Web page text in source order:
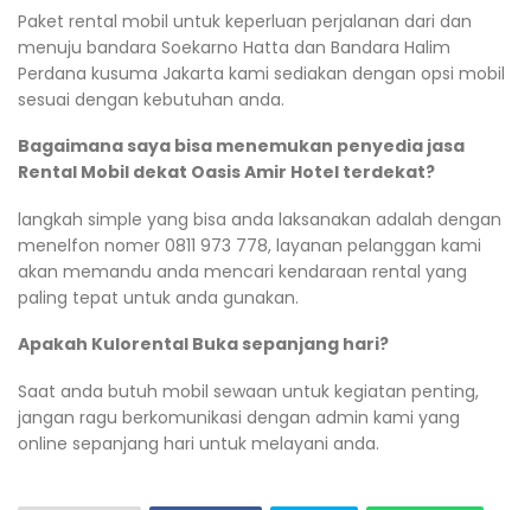
Paket rental mobil untuk keperluan perjalanan dari dan
menuju bandara Soekarno Hatta dan Bandara Halim
Perdana kusuma Jakarta kami sediakan dengan opsi mobil
sesuai dengan kebutuhan anda.
Bagaimana saya bisa menemukan penyedia jasa
Rental Mobil dekat Oasis Amir Hotel terdekat?
langkah simple yang bisa anda laksanakan adalah dengan
menelfon nomer 0811 973 778, layanan pelanggan kami
akan memandu anda mencari kendaraan rental yang
paling tepat untuk anda gunakan.
Apakah Kulorental Buka sepanjang hari?
Saat anda butuh mobil sewaan untuk kegiatan penting,
jangan ragu berkomunikasi dengan admin kami yang
online sepanjang hari untuk melayani anda.